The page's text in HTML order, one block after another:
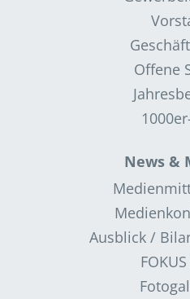
Offene
News &
Ausblick /